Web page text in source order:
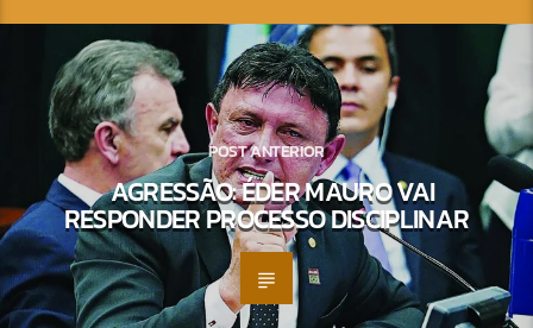
POST ANTERIOR
AGRESSÃO: ÉDER MAURO VAI
RESPONDER PROCESSO DISCIPLINAR